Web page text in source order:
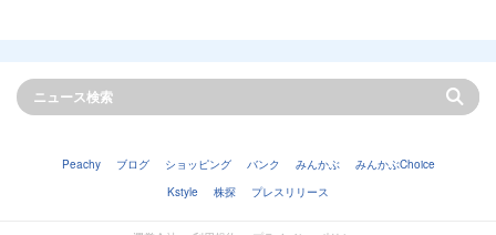
Peachy ブログ ショッピング バンク みんかぶ
みんかぶChoice
Kstyle
株探 プレスリリース